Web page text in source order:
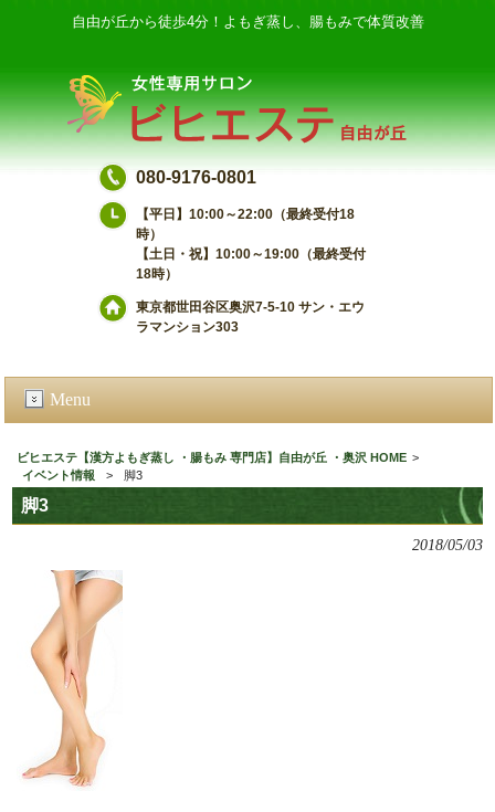
自由が丘から徒歩4分！よもぎ蒸し、腸もみで体質改善
080-9176-0801
【平日】10:00～22:00（最終受付18
時）
【土日・祝】10:00～19:00（最終受付
18時）
東京都世田谷区奥沢7-5-10 サン・エウ
ラマンション303
Menu
ビヒエステ【漢方よもぎ蒸し ・腸もみ 専門店】自由が丘 ・奥沢 HOME >
イベント情報
> 脚3
脚3
2018/05/03